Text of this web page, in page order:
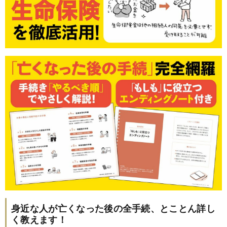
身近な人が亡くなった後の全手続、とことん詳し
く教えます！